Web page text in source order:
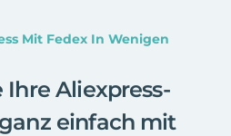
Mit Fedex In Wenigen
Ihre Aliexpress-
einfach mit